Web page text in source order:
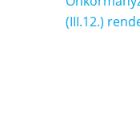
(III.12.)